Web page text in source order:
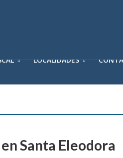
LOCALIDADES
Santa Eleodora